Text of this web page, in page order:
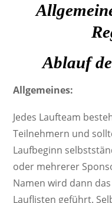
Ablauf
Allgemeines:
Jedes Laufteam
Teilnehmern und
Laufbeginn
oder mehrerer
Namen wird dann
Lauflisten geführt.